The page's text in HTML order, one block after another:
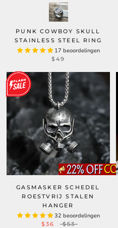
PUNK COWBOY SKULL
STAINLESS STEEL RING
17 beoordelingen
$49
GASMASKER SCHEDEL
ROESTVRIJ STALEN
HANGER
32 beoordelingen
$36 $53